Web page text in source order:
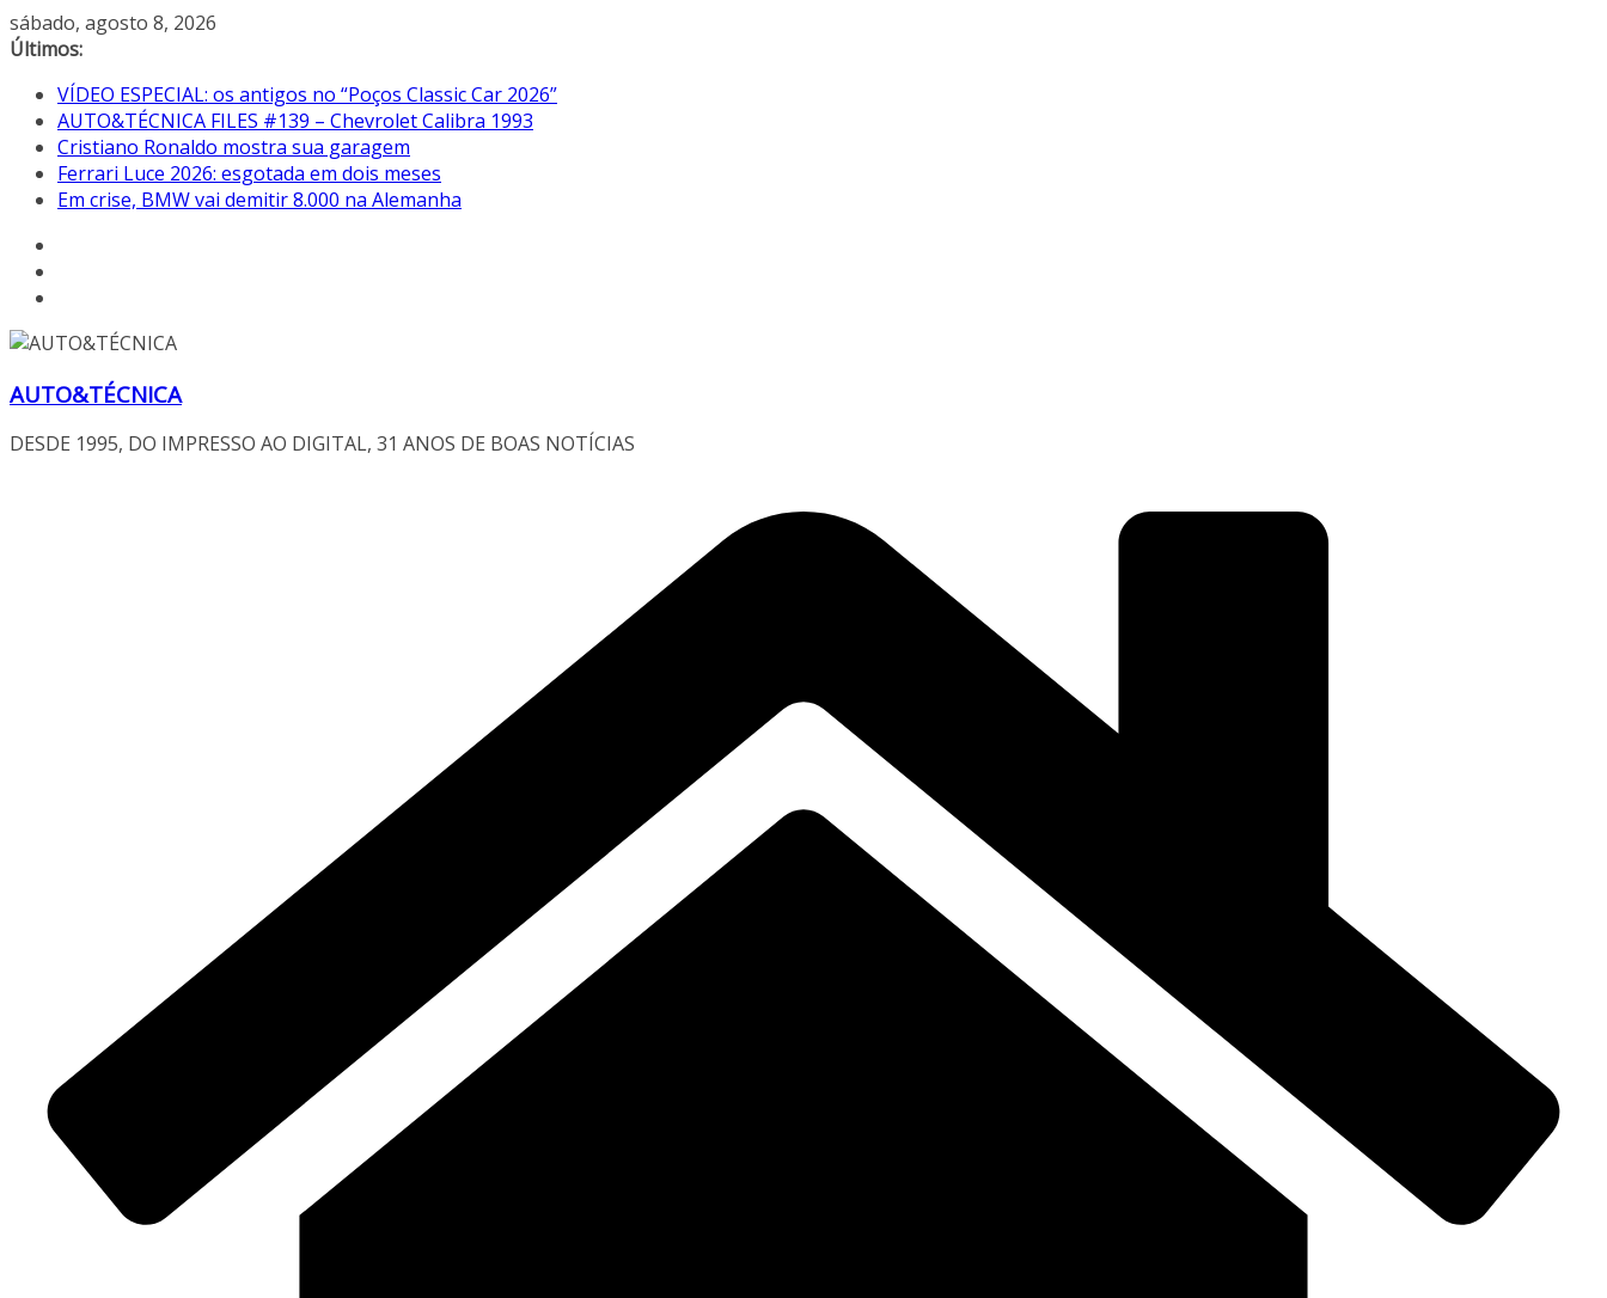
Pular
para
conteúdo
sábado, agosto 8, 2026
Últimos:
VÍDEO ESPECIAL: os antigos no “Poços Classic Car 2026”
AUTO&TÉCNICA FILES #139 – Chevrolet Calibra 1993
Cristiano Ronaldo mostra sua garagem
Ferrari Luce 2026: esgotada em dois meses
Em crise, BMW vai demitir 8.000 na Alemanha
AUTO&TÉCNICA
DESDE 1995, DO IMPRESSO AO DIGITAL, 31 ANOS DE BOAS NOTÍCIAS